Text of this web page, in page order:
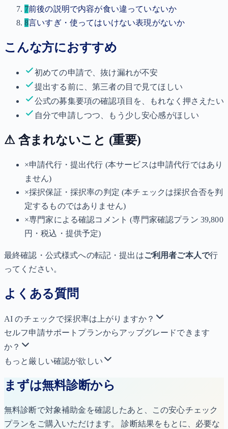
7前後の説明で内容が食い違っていないか
8言いすぎ・使ってはいけない表現がないか
こんな方におすすめ
初めての申請で、抜け漏れが不安
提出する前に、第三者の目で見てほしい
公式の募集要項の確認項目を、もれなく押さえたい
自分で申請しつつ、もう少し安心感がほしい
⚠ 含まれないこと (重要)
×申請代行・提出代行 (本サービスは申請代行ではあり
ません)
×採択保証・採択率の判定 (本チェックは採択合否を判
定するものではありません)
×専門家による確認コメント (専門家確認プラン 39,800
円・税込・提供予定)
最終確認・公式様式への転記・提出はご利用者ご本人で行
ってください。
よくある質問
AI のチェックで採択率は上がりますか？
セルフ申請サポートプランからアップグレードできます
か？
もっと厳しい確認が欲しい
まずは無料診断から
無料診断で対象補助金を確認したあと、この安心チェック
プランをご購入いただけます。 診断結果をもとに、必要な